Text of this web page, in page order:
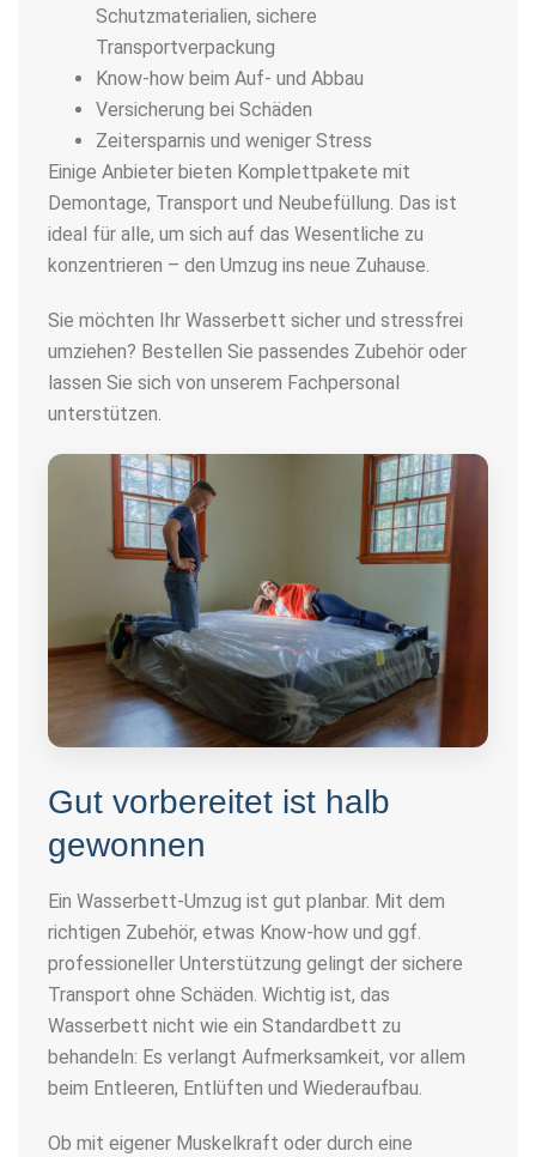
Schutzmaterialien, sichere
Transportverpackung
Know-how beim Auf- und Abbau
Versicherung bei Schäden
Zeitersparnis und weniger Stress
Einige Anbieter bieten Komplettpakete mit
Demontage, Transport und Neubefüllung. Das ist
ideal für alle, um sich auf das Wesentliche zu
konzentrieren – den Umzug ins neue Zuhause.
Sie möchten Ihr Wasserbett sicher und stressfrei
umziehen? Bestellen Sie passendes Zubehör oder
lassen Sie sich von unserem Fachpersonal
unterstützen.
Gut vorbereitet ist halb
gewonnen
Ein Wasserbett-Umzug ist gut planbar. Mit dem
richtigen Zubehör, etwas Know-how und ggf.
professioneller Unterstützung gelingt der sichere
Transport ohne Schäden. Wichtig ist, das
Wasserbett nicht wie ein Standardbett zu
behandeln: Es verlangt Aufmerksamkeit, vor allem
beim Entleeren, Entlüften und Wiederaufbau.
Ob mit eigener Muskelkraft oder durch eine